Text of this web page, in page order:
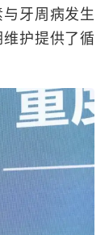
牙周病发生
护提供了循